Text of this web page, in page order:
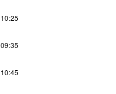
10:25
09:35
10:45